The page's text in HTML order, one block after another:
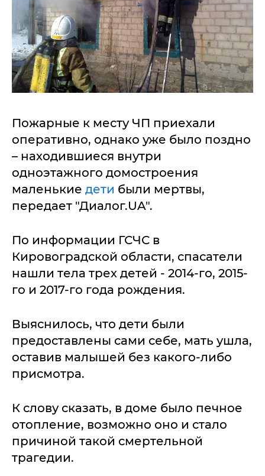
Пожарные к месту ЧП приехали
оперативно, однако уже было поздно
– находившиеся внутри
одноэтажного домостроения
маленькие дети были мертвы,
передает "Диалог.UA".
По информации ГСЧС в
Кировоградской области, спасатели
нашли тела трех детей - 2014-го, 2015-
го и 2017-го года рождения.
Выяснилось, что дети были
предоставлены сами себе, мать ушла,
оставив малышей без какого-либо
присмотра.
К слову сказать, в доме было печное
отопление, возможно оно и стало
причиной такой смертельной
трагедии.